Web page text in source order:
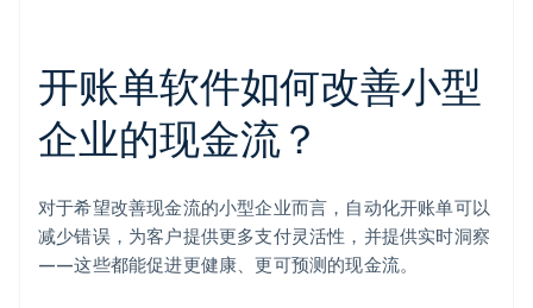
开账单软件如何改善小型
企业的现金流？
对于希望改善现金流的小型企业而言，自动化开账单可以
减少错误，为客户提供更多支付灵活性，并提供实时洞察
——这些都能促进更健康、更可预测的现金流。